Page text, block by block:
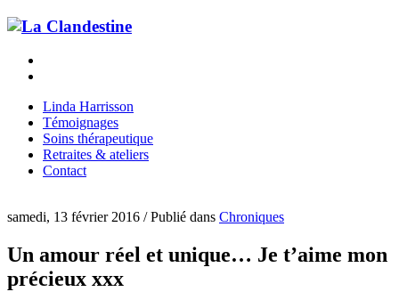
Linda Harrisson
Témoignages
Soins thérapeutique
Retraites & ateliers
Contact
samedi, 13 février 2016 /Publié dans Chroniques
Un amour réel et unique… Je t’aime mon
précieux xxx